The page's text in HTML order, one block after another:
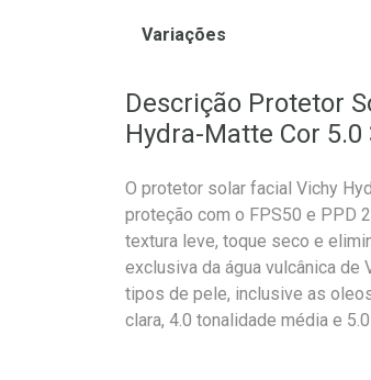
Variações
Descrição Protetor
Hydra-Matte Cor 5.0
O protetor solar facial Vichy
proteção com o FPS50 e PPD
textura leve, toque seco e
exclusiva da água vulcânica de
tipos de pele, inclusive as
clara, 4.0 tonalidade média e